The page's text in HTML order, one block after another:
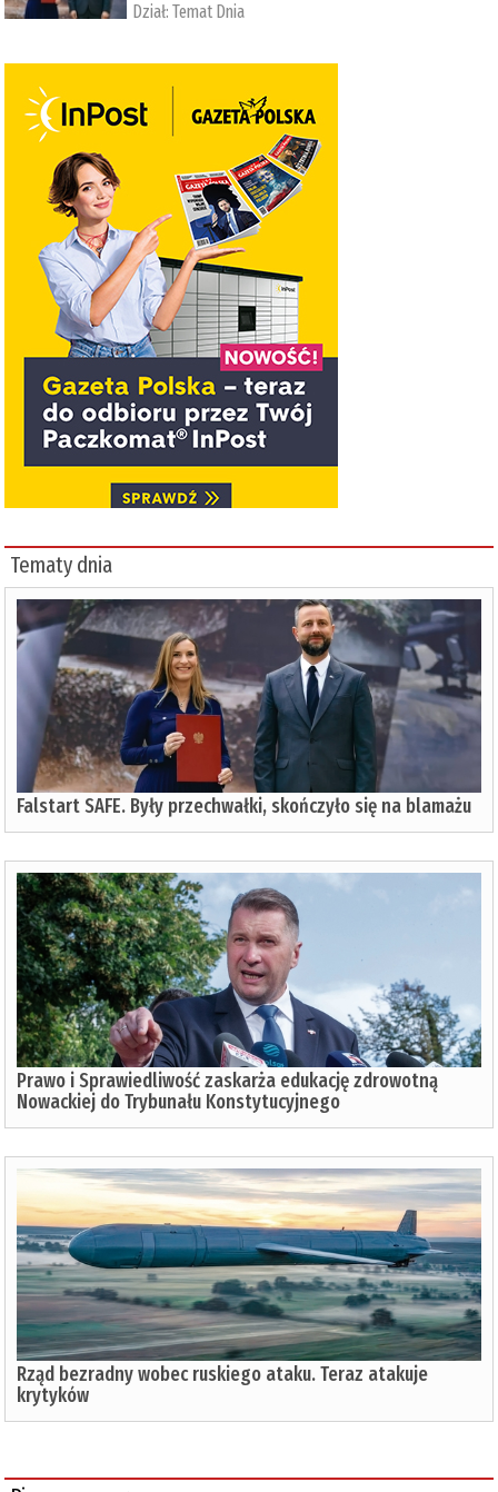
Dział:Temat Dnia
Tematy dnia
Falstart SAFE. Były przechwałki, skończyło się na blamażu
Prawo i Sprawiedliwość zaskarża edukację zdrowotną
Nowackiej do Trybunału Konstytucyjnego
Rząd bezradny wobec ruskiego ataku. Teraz atakuje
krytyków